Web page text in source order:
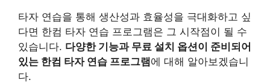
타자 연습을 통해 생산성과 효율성을 극대화하고 싶
다면 한컴 타자 연습 프로그램은 그 시작점이 될 수
있습니다. 다양한 기능과 무료 설치 옵션이 준비되어
있는 한컴 타자 연습 프로그램에 대해 알아보겠습니
다.